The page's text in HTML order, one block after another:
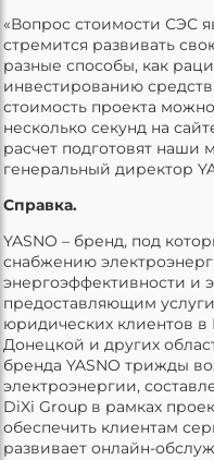
«Вопрос стоимости СЭС
стремится развивать
разные способы, как
инвестированию
стоимость проекта
несколько секунд на
расчет подготовят наши
генеральный директор
Справка.
YASNO – бренд, под
снабжению
энергоэффективности и
предоставляющим
юридических клиентов
Донецкой и других
бренда YASNO трижды
электроэнергии,
DiXi Group в рамках
обеспечить клиентам
развивает онлайн-